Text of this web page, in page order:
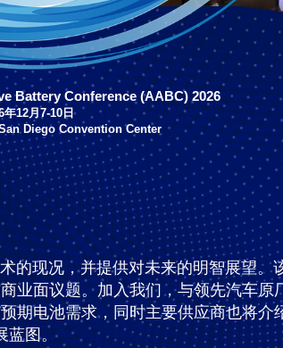
Battery Conference (AABC) 2026
年12月7-10日
Diego Convention Center
的现况，并提供对未来的明智展望。
业面议题。加入我们，与领先汽车原
期电池需求，同时主要供应商也将介
蓝图。